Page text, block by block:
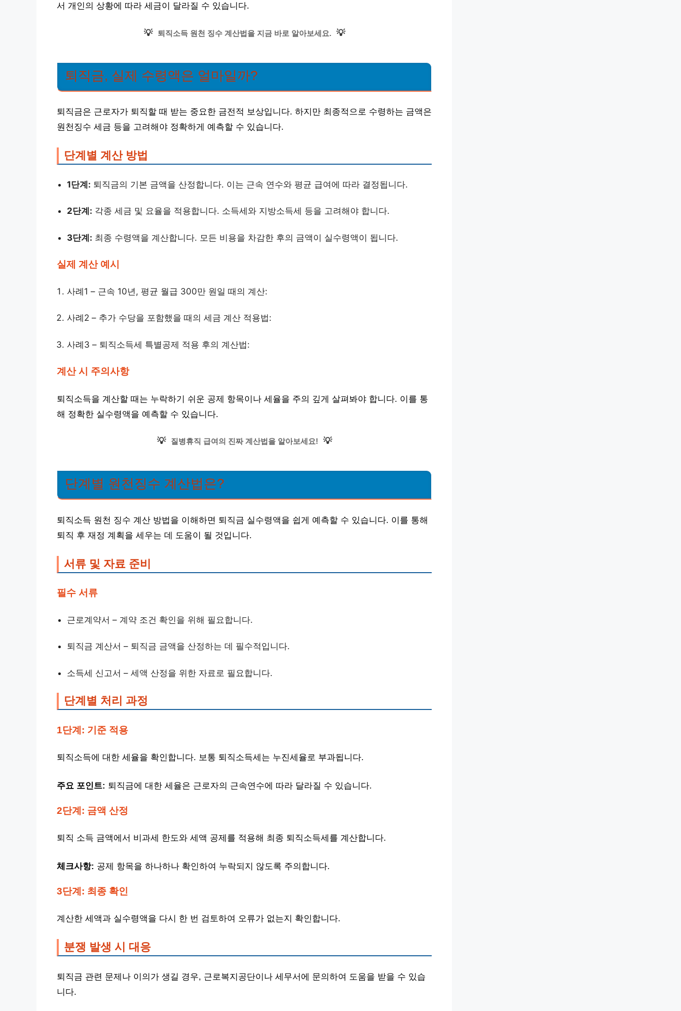
서 개인의 상황에 따라 세금이 달라질 수 있습니다.
💡 퇴직소득 원천 징수 계산법을 지금 바로 알아보세요. 💡
퇴직금, 실제 수령액은 얼마일까?
퇴직금은 근로자가 퇴직할 때 받는 중요한 금전적 보상입니다. 하지만 최종적으로 수령하는 금액은
원천징수 세금 등을 고려해야 정확하게 예측할 수 있습니다.
단계별 계산 방법
1단계: 퇴직금의 기본 금액을 산정합니다. 이는 근속 연수와 평균 급여에 따라 결정됩니다.
2단계: 각종 세금 및 요율을 적용합니다. 소득세와 지방소득세 등을 고려해야 합니다.
3단계: 최종 수령액을 계산합니다. 모든 비용을 차감한 후의 금액이 실수령액이 됩니다.
실제 계산 예시
사례1 – 근속 10년, 평균 월급 300만 원일 때의 계산:
사례2 – 추가 수당을 포함했을 때의 세금 계산 적용법:
사례3 – 퇴직소득세 특별공제 적용 후의 계산법:
계산 시 주의사항
퇴직소득을 계산할 때는 누락하기 쉬운 공제 항목이나 세율을 주의 깊게 살펴봐야 합니다. 이를 통
해 정확한 실수령액을 예측할 수 있습니다.
💡 질병휴직 급여의 진짜 계산법을 알아보세요! 💡
단계별 원천징수 계산법은?
퇴직소득 원천 징수 계산 방법을 이해하면 퇴직금 실수령액을 쉽게 예측할 수 있습니다. 이를 통해
퇴직 후 재정 계획을 세우는 데 도움이 될 것입니다.
서류 및 자료 준비
필수 서류
근로계약서 – 계약 조건 확인을 위해 필요합니다.
퇴직금 계산서 – 퇴직금 금액을 산정하는 데 필수적입니다.
소득세 신고서 – 세액 산정을 위한 자료로 필요합니다.
단계별 처리 과정
1단계: 기준 적용
퇴직소득에 대한 세율을 확인합니다. 보통 퇴직소득세는 누진세율로 부과됩니다.
주요 포인트: 퇴직금에 대한 세율은 근로자의 근속연수에 따라 달라질 수 있습니다.
2단계: 금액 산정
퇴직 소득 금액에서 비과세 한도와 세액 공제를 적용해 최종 퇴직소득세를 계산합니다.
체크사항: 공제 항목을 하나하나 확인하여 누락되지 않도록 주의합니다.
3단계: 최종 확인
계산한 세액과 실수령액을 다시 한 번 검토하여 오류가 없는지 확인합니다.
분쟁 발생 시 대응
퇴직금 관련 문제나 이의가 생길 경우, 근로복지공단이나 세무서에 문의하여 도움을 받을 수 있습
니다.